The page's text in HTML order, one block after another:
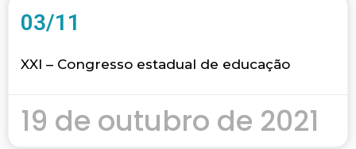
03/11
XXI – Congresso estadual de educação
19 de outubro de 2021